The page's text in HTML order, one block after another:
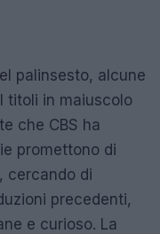
palinsesto, alcune
titoli in maiuscolo
che CBS ha
promettono di
cercando di
precedenti,
e curioso. La